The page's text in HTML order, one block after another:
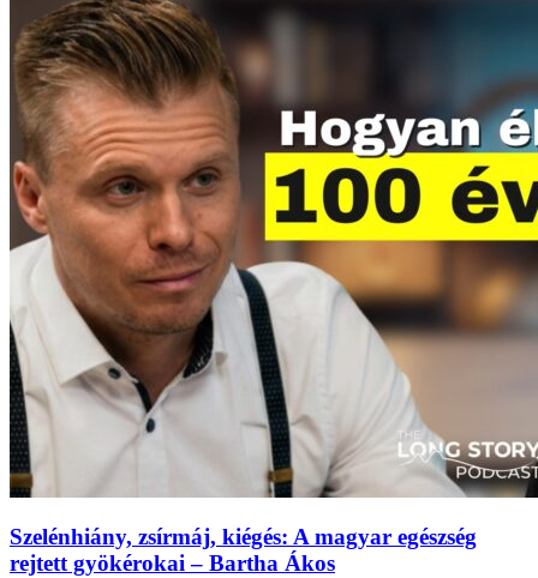
Szelénhiány, zsírmáj, kiégés: A magyar egészség
rejtett gyökérokai – Bartha Ákos